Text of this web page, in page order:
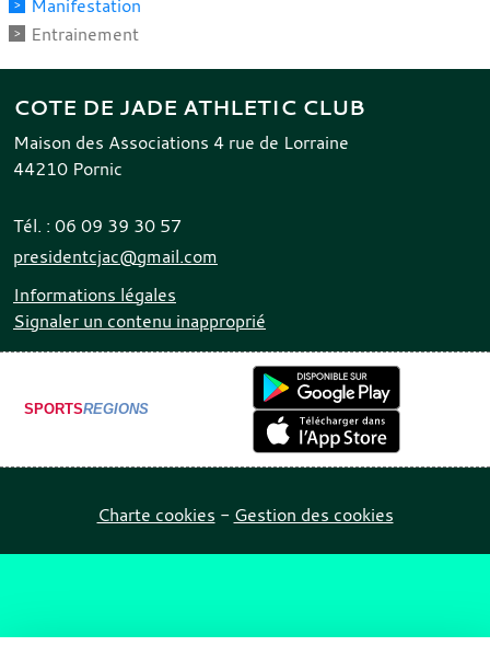
Manifestation
Entrainement
COTE DE JADE ATHLETIC CLUB
Maison des Associations 4 rue de Lorraine
44210 Pornic
Tél. : 06 09 39 30 57
presidentcjac@gmail.com
Informations légales
Signaler un contenu inapproprié
SPORTSREGIONS
Charte cookies Gestion des cookies